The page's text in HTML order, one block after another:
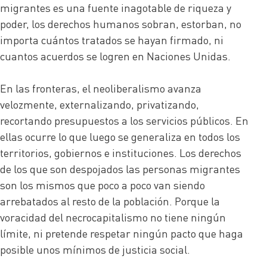
migrantes es una fuente inagotable de riqueza y
poder, los derechos humanos sobran, estorban, no
importa cuántos tratados se hayan firmado, ni
cuantos acuerdos se logren en Naciones Unidas.
En las fronteras, el neoliberalismo avanza
velozmente, externalizando, privatizando,
recortando presupuestos a los servicios públicos. En
ellas ocurre lo que luego se generaliza en todos los
territorios, gobiernos e instituciones. Los derechos
de los que son despojados las personas migrantes
son los mismos que poco a poco van siendo
arrebatados al resto de la población. Porque la
voracidad del necrocapitalismo no tiene ningún
límite, ni pretende respetar ningún pacto que haga
posible unos mínimos de justicia social.